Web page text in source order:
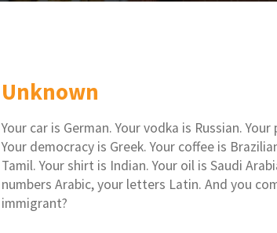
Unknown
Your car is German. Your vodka is Russian.
Your democracy is Greek. Your coffee is
Tamil. Your shirt is Indian. Your oil is Saudi
numbers Arabic, your letters Latin. And you
immigrant?